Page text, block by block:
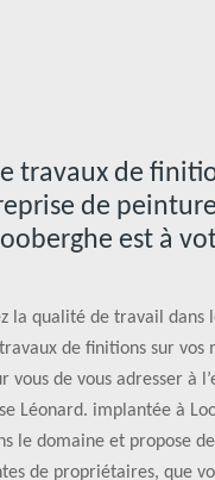
travaux de
de
est à
la qualité de travail dans
de finitions sur vos
vous de vous adresser à
Léonard. implantée à
le domaine et propose
de propriétaires, que